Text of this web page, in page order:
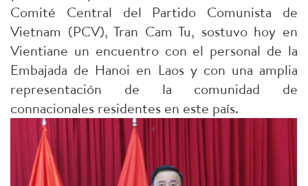
Comité Central del Partido Comunista de
Vietnam (PCV), Tran Cam Tu, sostuvo hoy en
Vientiane un encuentro con el personal de la
Embajada de Hanoi en Laos y con una amplia
representación de la comunidad de
connacionales residentes en este país.